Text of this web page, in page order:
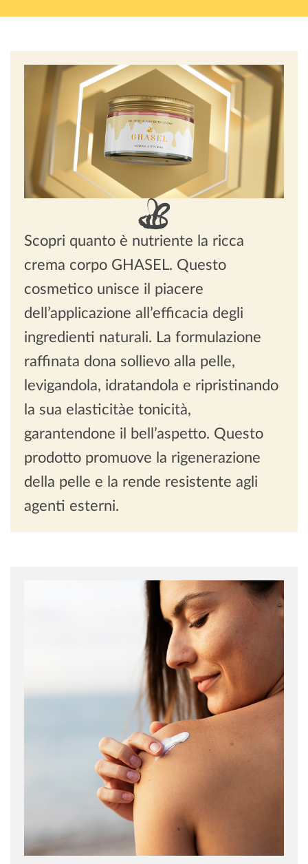
Scopri quanto è nutriente la ricca
crema corpo GHASEL. Questo
cosmetico unisce il piacere
dell’applicazione all’efficacia degli
ingredienti naturali. La formulazione
raffinata dona sollievo alla pelle,
levigandola, idratandola e ripristinando
la sua elasticitàe tonicità,
garantendone il bell’aspetto. Questo
prodotto promuove la rigenerazione
della pelle e la rende resistente agli
agenti esterni.